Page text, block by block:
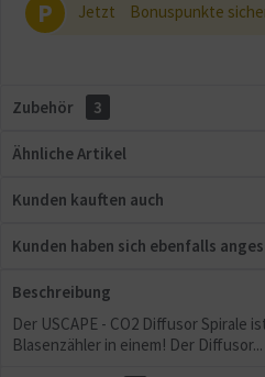
P Jetzt Bonuspunkte
Zubehör 3
Ähnliche Artikel
Kunden kauften auch
Kunden haben sich ebenfalls
Beschreibung
Der USCAPE - CO2 Diffusor Spirale
Blasenzähler in einem! Der Diffusor...
Sonstige